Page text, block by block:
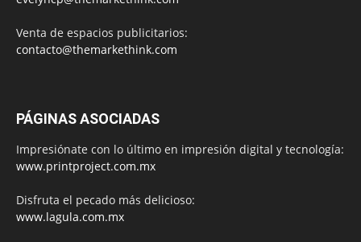
Venta de espacios publicitarios:
contacto@themarkethink.com
PÁGINAS ASOCIADAS
Impresiónate con lo último en impresión digital y tecnología:
www.printproject.com.mx
Disfruta el pecado más delicioso:
www.lagula.com.mx